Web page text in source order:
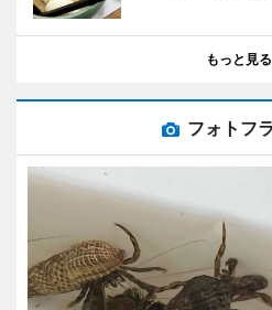
もっと見る
フォトフ